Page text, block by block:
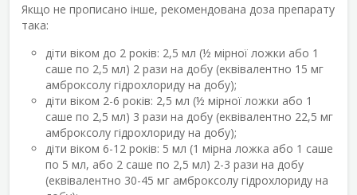
Якщо не прописано інше, рекомендована доза препарату
така:
діти віком до 2 років: 2,5 мл (½ мірної ложки або 1
саше по 2,5 мл) 2 рази на добу (еквівалентно 15 мг
амброксолу гідрохлориду на добу);
діти віком 2-6 років: 2,5 мл (½ мірної ложки або 1
саше по 2,5 мл) 3 рази на добу (еквівалентно 22,5 мг
амброксолу гідрохлориду на добу);
діти віком 6-12 років: 5 мл (1 мірна ложка або 1 саше
по 5 мл, або 2 саше по 2,5 мл) 2-3 рази на добу
(еквівалентно 30-45 мг амброксолу гідрохлориду на